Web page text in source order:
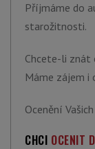
Příjmáme do
starožitnosti.
Chcete-li znát
Máme zájem i
Ocenění
CHCI OCENIT